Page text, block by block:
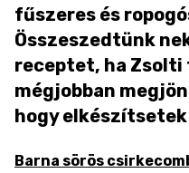
fűszeres és
Összeszedtünk
receptet, ha
mégjobban
hogy
Barna sörös